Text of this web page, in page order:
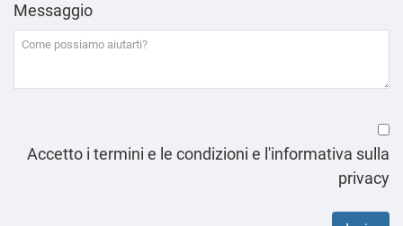
Messaggio
Accetto i termini e le condizioni e l'informativa sulla
privacy